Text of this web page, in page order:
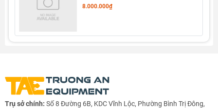
8.000.000₫
Trụ sở chính: Số 8 Đường 6B, KDC Vĩnh Lộc, Phường Bình Trị Đông,